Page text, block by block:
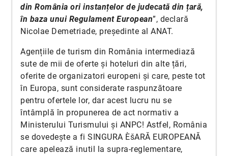
din România ori instanțelor de judecată din țară,
în baza unui Regulament European”, declară
Nicolae Demetriade, președinte al ANAT.
Agențiile de turism din România intermediază
sute de mii de oferte și hoteluri din alte țări,
oferite de organizatori europeni și care, peste tot
în Europa, sunt considerate raspunzătoare
pentru ofertele lor, dar acest lucru nu se
întâmplă în propunerea de act normativ a
Ministerului Turismului și ANPC! Astfel, România
se dovedește a fi SINGURA ÈšARĂ EUROPEANĂ
care apelează inutil la supra-reglementare,